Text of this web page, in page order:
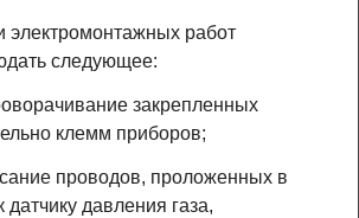
электромонтажных работ
следующее:
закрепленных
клемм приборов;
проводов, проложенных в
датчику давления газа,